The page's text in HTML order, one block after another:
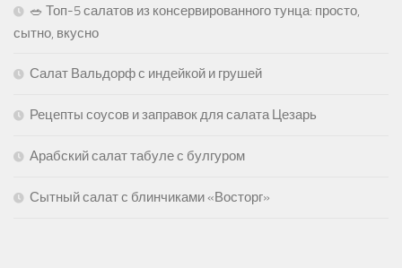
🥗 Топ-5 салатов из консервированного тунца: просто,
сытно, вкусно
Салат Вальдорф с индейкой и грушей
Рецепты соусов и заправок для салата Цезарь
Арабский салат табуле с булгуром
Сытный салат с блинчиками «Восторг»